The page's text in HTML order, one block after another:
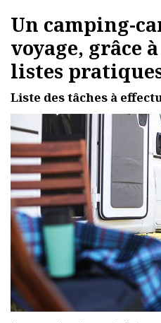
Un camping-
voyage, grâce
listes
Liste des tâches à